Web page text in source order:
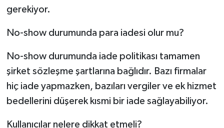
gerekiyor.
No-show durumunda para iadesi olur mu?
No-show durumunda iade politikası tamamen
şirket sözleşme şartlarına bağlıdır. Bazı firmalar
hiç iade yapmazken, bazıları vergiler ve ek hizmet
bedellerini düşerek kısmi bir iade sağlayabiliyor.
Kullanıcılar nelere dikkat etmeli?